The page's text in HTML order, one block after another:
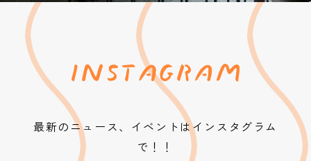
最新のニュース、イベントはインスタグラム
で！！